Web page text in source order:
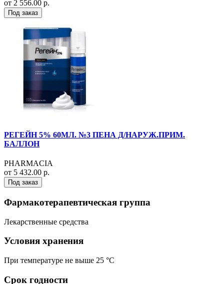
от 2 556.00 р.
Под заказ
РЕГЕЙН 5% 60МЛ. №3 ПЕНА Д/НАРУЖ.ПРИМ.
БАЛЛОН
PHARMACIA
от 5 432.00 р.
Под заказ
Фармакотерапевтическая группа
Лекарственные средства
Условия хранения
При температуре не выше 25 °C
Срок годности